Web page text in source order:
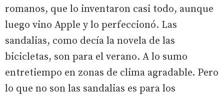
romanos, que lo inventaron casi todo, aunque
luego vino Apple y lo perfeccionó. Las
sandalias, como decía la novela de las
bicicletas, son para el verano. A lo sumo
entretiempo en zonas de clima agradable. Pero
lo que no son las sandalias es para los